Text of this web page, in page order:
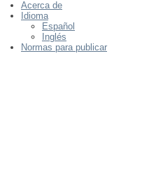
Acerca de
Idioma
Español
Inglés
Normas para publicar